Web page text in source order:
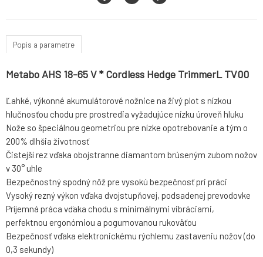
Popis a parametre
Metabo AHS 18-65 V * Cordless Hedge TrimmerL TV00
Ľahké, výkonné akumulátorové nožnice na živý plot s nízkou
hlučnosťou chodu pre prostredia vyžadujúce nízku úroveň hluku
Nože so špeciálnou geometriou pre nízke opotrebovanie a tým o
200% dlhšia životnosť
Čistejší rez vďaka obojstranne diamantom brúseným zubom nožov
v 30° uhle
Bezpečnostný spodný nôž pre vysokú bezpečnosť pri práci
Vysoký rezný výkon vďaka dvojstupňovej, podsadenej prevodovke
Príjemná práca vďaka chodu s minimálnymi vibráciami,
perfektnou ergonómiou a pogumovanou rukoväťou
Bezpečnosť vďaka elektronickému rýchlemu zastaveniu nožov (do
0,3 sekundy)